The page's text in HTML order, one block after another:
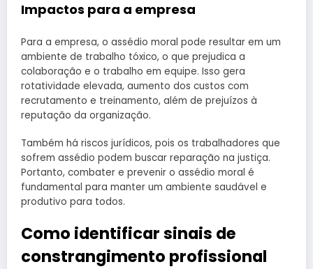
Impactos para a empresa
Para a empresa, o assédio moral pode resultar em um
ambiente de trabalho tóxico, o que prejudica a
colaboração e o trabalho em equipe. Isso gera
rotatividade elevada, aumento dos custos com
recrutamento e treinamento, além de prejuízos à
reputação da organização.
Também há riscos jurídicos, pois os trabalhadores que
sofrem assédio podem buscar reparação na justiça.
Portanto, combater e prevenir o assédio moral é
fundamental para manter um ambiente saudável e
produtivo para todos.
Como identificar sinais de
constrangimento profissional